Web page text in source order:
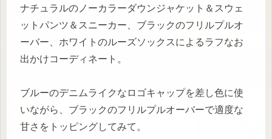
ナチュラルのノーカラーダウンジャケット＆スウェ
ットパンツ＆スニーカー、ブラックのフリルプルオ
ーバー、ホワイトのルーズソックスによるラフなお
出かけコーディネート。
ブルーのデニムライクなロゴキャップを差し色に使
いながら、ブラックのフリルプルオーバーで適度な
甘さをトッピングしてみて。